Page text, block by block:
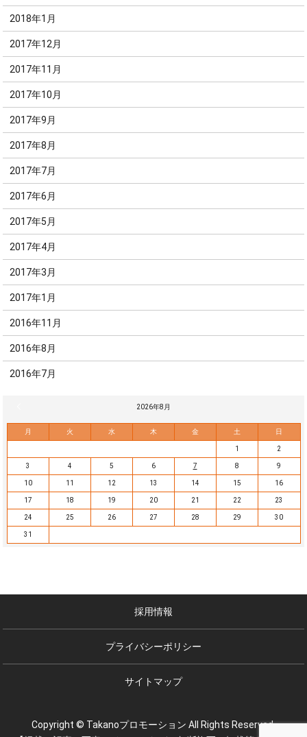
2018年1月
2017年12月
2017年11月
2017年10月
2017年9月
2017年8月
2017年7月
2017年6月
2017年5月
2017年4月
2017年3月
2017年1月
2016年11月
2016年8月
2016年7月
2026年8月
月 火 水 木 金 土 日
1 2
3 4 5 6 7 8 9
10 11 12 13 14 15 16
17 18 19 20 21 22 23
24 25 26 27 28 29 30
31
採用情報
プライバシーポリシー
サイトマップ
Copyright © Takanoプロモーション All Rights Reserved.